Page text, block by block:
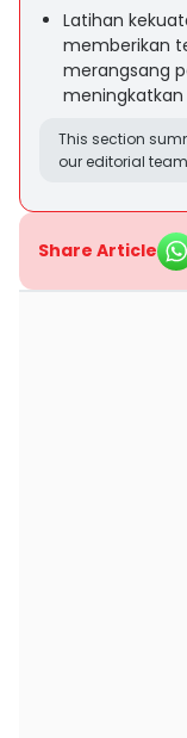
Latihan
memberikan
merangsang
This section
our editorial
Share Article